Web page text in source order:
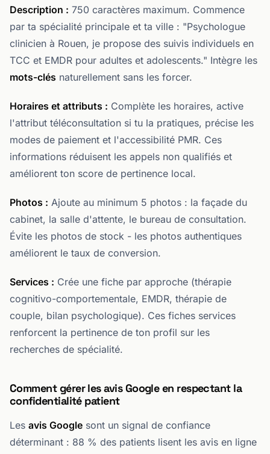
Description : 750 caractères maximum. Commence
par ta spécialité principale et ta ville : "Psychologue
clinicien à Rouen, je propose des suivis individuels en
TCC et EMDR pour adultes et adolescents." Intègre les
mots-clés naturellement sans les forcer.
Horaires et attributs : Complète les horaires, active
l'attribut téléconsultation si tu la pratiques, précise les
modes de paiement et l'accessibilité PMR. Ces
informations réduisent les appels non qualifiés et
améliorent ton score de pertinence local.
Photos : Ajoute au minimum 5 photos : la façade du
cabinet, la salle d'attente, le bureau de consultation.
Évite les photos de stock - les photos authentiques
améliorent le taux de conversion.
Services : Crée une fiche par approche (thérapie
cognitivo-comportementale, EMDR, thérapie de
couple, bilan psychologique). Ces fiches services
renforcent la pertinence de ton profil sur les
recherches de spécialité.
Comment gérer les avis Google en respectant la
confidentialité patient
Les avis Google sont un signal de confiance
déterminant : 88 % des patients lisent les avis en ligne